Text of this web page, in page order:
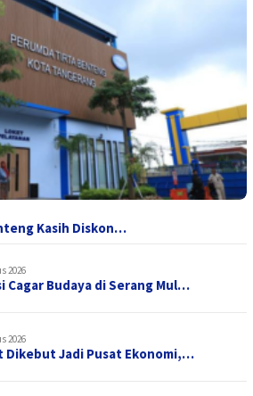
Kasih Diskon…
2026
Cagar Budaya di Serang Mul…
2026
Dikebut Jadi Pusat Ekonomi,…